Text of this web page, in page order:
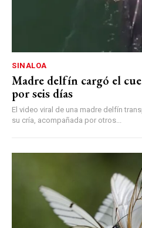
SINALOA
Madre delfín cargó el
por seis días
El video viral de una madre delfín
su cría, acompañada por otros...